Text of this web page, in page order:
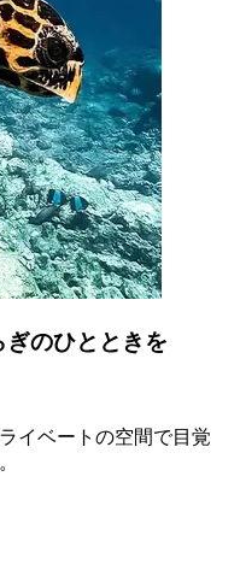
のひとときを
イベートの空間で目覚